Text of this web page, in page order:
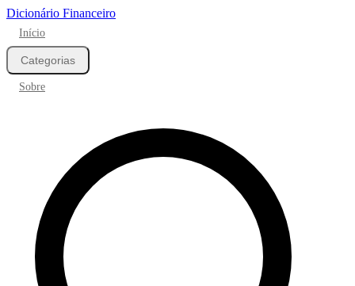
Dicionário Financeiro
Início
Categorias
Sobre